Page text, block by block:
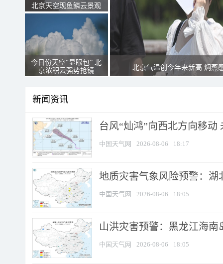
北京天空现鱼鳞云景观
今日份天空“显眼包” 北
京浓积云强势抢镜
北京气温创今年来新高 焖蒸
新闻资讯
台风“灿鸿”向西北方向移动
中国天气网 2026-08-06 18:17
地质灾害气象风险预警：湖
中国天气网 2026-08-06 18:05
山洪灾害预警：黑龙江海
中国天气网 2026-08-06 18:05